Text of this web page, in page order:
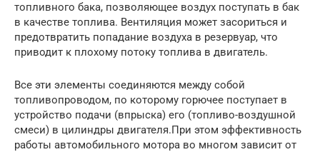
топливного бака, позволяющее воздух поступать в бак
в качестве топлива. Вентиляция может засориться и
предотвратить попадание воздуха в резервуар, что
приводит к плохому потоку топлива в двигатель.
Все эти элементы соединяются между собой
топливопроводом, по которому горючее поступает в
устройство подачи (впрыска) его (топливо-воздушной
смеси) в цилиндры двигателя.При этом эффективность
работы автомобильного мотора во многом зависит от